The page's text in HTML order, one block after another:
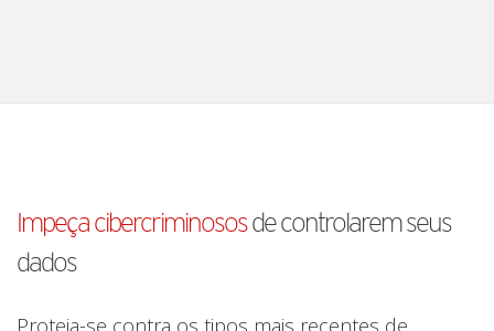
Impeça cibercriminososde controlarem seus
dados
Proteja-se contra os tipos mais recentes de